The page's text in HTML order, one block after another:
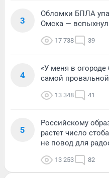
3
Обломки БПЛА
Омска —
17 738 39
4
«У меня в огороде
самой
13 348 41
5
Российскому
растет число
не повод для
13 253 82